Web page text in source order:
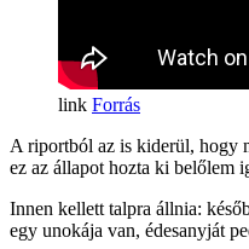
Forrás
A riportból az is kiderül, hogy
ez az állapot hozta ki belőlem
Innen kellett talpra állnia:
egy unokája van, édesanyját